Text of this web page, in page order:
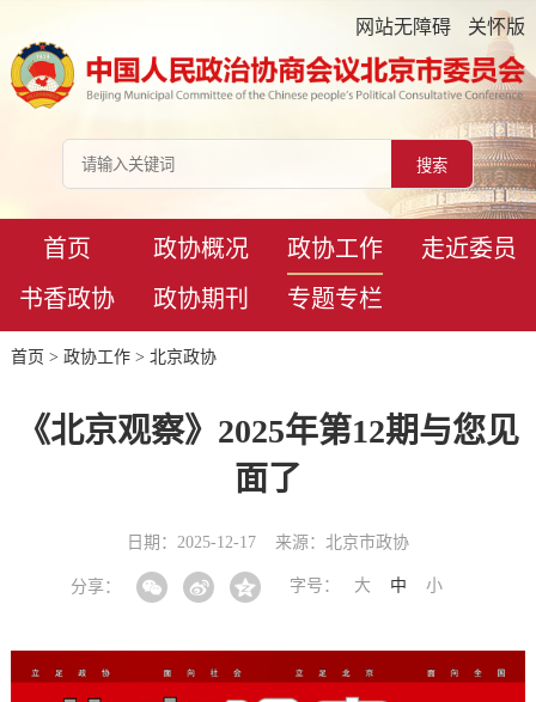
网站无障碍 关怀版
首页 政协概况 政协工作
走近委员
书香政协
政协期刊 专题专栏
首页 > 政协工作> 北京政协
《北京观察》2025年第12期与您见
面了
日期：2025-12-17 来源：北京市政协
分享： 字号： 大 中 小